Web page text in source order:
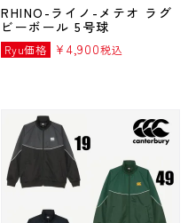
RHINO-ライノ-メテオ ラグ
ビーボール 5号球
Ryu価格 ¥ 4,900税込